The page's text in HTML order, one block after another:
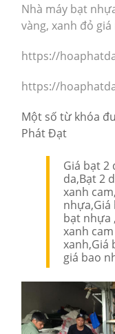
Nhà máy bạt
vàng, xanh đỏ giá
https://
https://
Một số từ khóa
Phát Đạt
Giá bạt 2
da,Bạt 2
xanh
nhựa,Giá
bạt nhựa
xanh
xanh,Giá
giá bao